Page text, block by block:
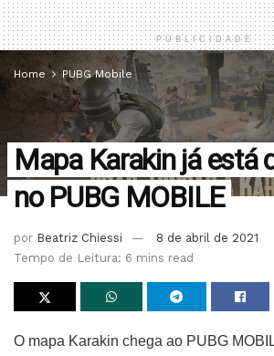
PUBLICIDADE
Home PUBG Mobile
Mapa Karakin já está
no PUBG MOBILE
por Beatriz Chiessi
8 de abril de 2021
Tempo de Leitura: 6 mins read
O mapa Karakin chega ao PUBG